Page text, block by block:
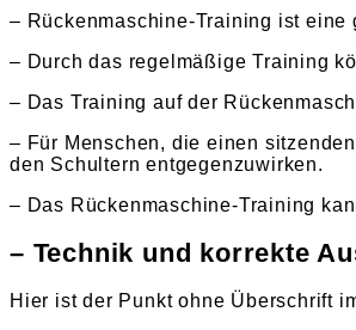
– Rückenmaschine-Training ist eine
– Durch das regelmäßige Training
– Das Training auf der
– Für Menschen, die einen
den Schultern entgegenzuwirken.
– Das Rückenmaschine-Training
– Technik und korrekte
Hier ist der Punkt ohne Überschrift